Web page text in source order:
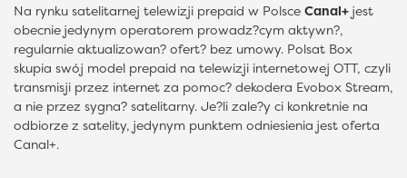
Na rynku satelitarnej telewizji prepaid w Polsce Canal+ jest
obecnie jedynym operatorem prowadz?cym aktywn?,
regularnie aktualizowan? ofert? bez umowy. Polsat Box
skupia swój model prepaid na telewizji internetowej OTT, czyli
transmisji przez internet za pomoc? dekodera Evobox Stream,
a nie przez sygna? satelitarny. Je?li zale?y ci konkretnie na
odbiorze z satelity, jedynym punktem odniesienia jest oferta
Canal+.